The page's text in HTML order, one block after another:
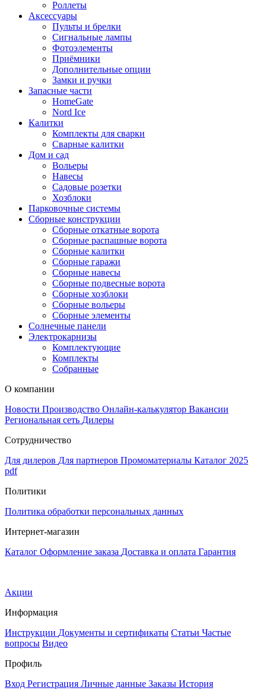
Роллеты
Аксессуары
Пульты и брелки
Сигнальные лампы
Фотоэлементы
Приёмники
Дополнительные опции
Замки и ручки
Запасные части
HomeGate
Nord Ice
Калитки
Комплекты для сварки
Сварные калитки
Дом и сад
Вольеры
Навесы
Садовые розетки
Хозблоки
Парковочные системы
Сборные конструкции
Сборные откатные ворота
Сборные распашные ворота
Сборные калитки
Сборные гаражи
Сборные навесы
Сборные подвесные ворота
Сборные хозблоки
Сборные вольеры
Сборные элементы
Солнечные панели
Электрокарнизы
Комплектующие
Комплекты
Собранные
О компании
Новости Производство Онлайн-калькулятор Вакансии
Региональная сеть Дилеры
Сотрудничество
Для дилеров Для партнеров Промоматериалы Каталог 2025
pdf
Политики
Политика обработки персональных данных
Интернет-магазин
Каталог Оформление заказа Доставка и оплата Гарантия
Акции
Информация
Инструкции Документы и сертификаты Статьи Частые
вопросы Видео
Профиль
Вход Регистрация Личные данные Заказы История